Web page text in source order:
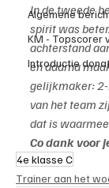
Algemene
KM - Topscorer
Introductie
In de tweede
spirit was
achterstand
en daarna
gelijkmaker:
van het team
dat is
Co dank voor
4e klasse C
Trainer aan het